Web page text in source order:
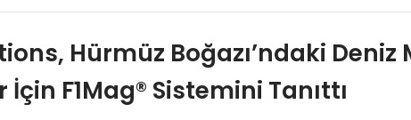
Hürmüz Boğazı’ndaki
F1Mag® Sistemini Tanıttı